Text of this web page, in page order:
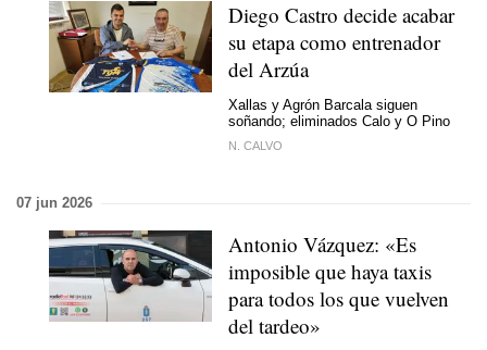
Diego Castro decide acabar
su etapa como entrenador
del Arzúa
Xallas y Agrón Barcala siguen
soñando; eliminados Calo y O Pino
N. CALVO
07 jun 2026
Antonio Vázquez: «Es
imposible que haya taxis
para todos los que vuelven
del tardeo»